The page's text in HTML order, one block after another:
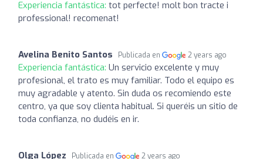
Experiencia fantástica: tot perfecte! molt bon tracte i
professional! recomenat!
Avelina Benito Santos Publicada en 2 years ago
Experiencia fantástica: Un servicio excelente y muy
profesional, el trato es muy familiar. Todo el equipo es
muy agradable y atento. Sin duda os recomiendo este
centro, ya que soy clienta habitual. Si queréis un sitio de
toda confianza, no dudéis en ir.
Olga López Publicada en 2 years ago